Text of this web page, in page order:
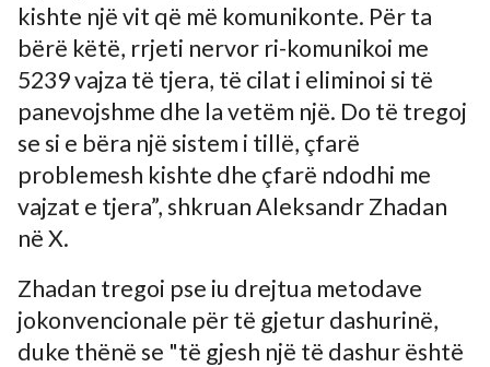
kishte një vit që më komunikonte. Për ta
bërë këtë, rrjeti nervor ri-komunikoi me
5239 vajza të tjera, të cilat i eliminoi si të
panevojshme dhe la vetëm një. Do të tregoj
se si e bëra një sistem i tillë, çfarë
problemesh kishte dhe çfarë ndodhi me
vajzat e tjera”, shkruan Aleksandr Zhadan
në X.
Zhadan tregoi pse iu drejtua metodave
jokonvencionale për të gjetur dashurinë,
duke thënë se "të gjesh një të dashur është